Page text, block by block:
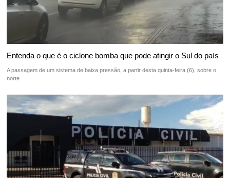
Entenda o que é o ciclone bomba que pode atingir o Sul do país
A passagem de um sistema de baixa pressão, a partir desta quinta-feira (6), sobre o
norte